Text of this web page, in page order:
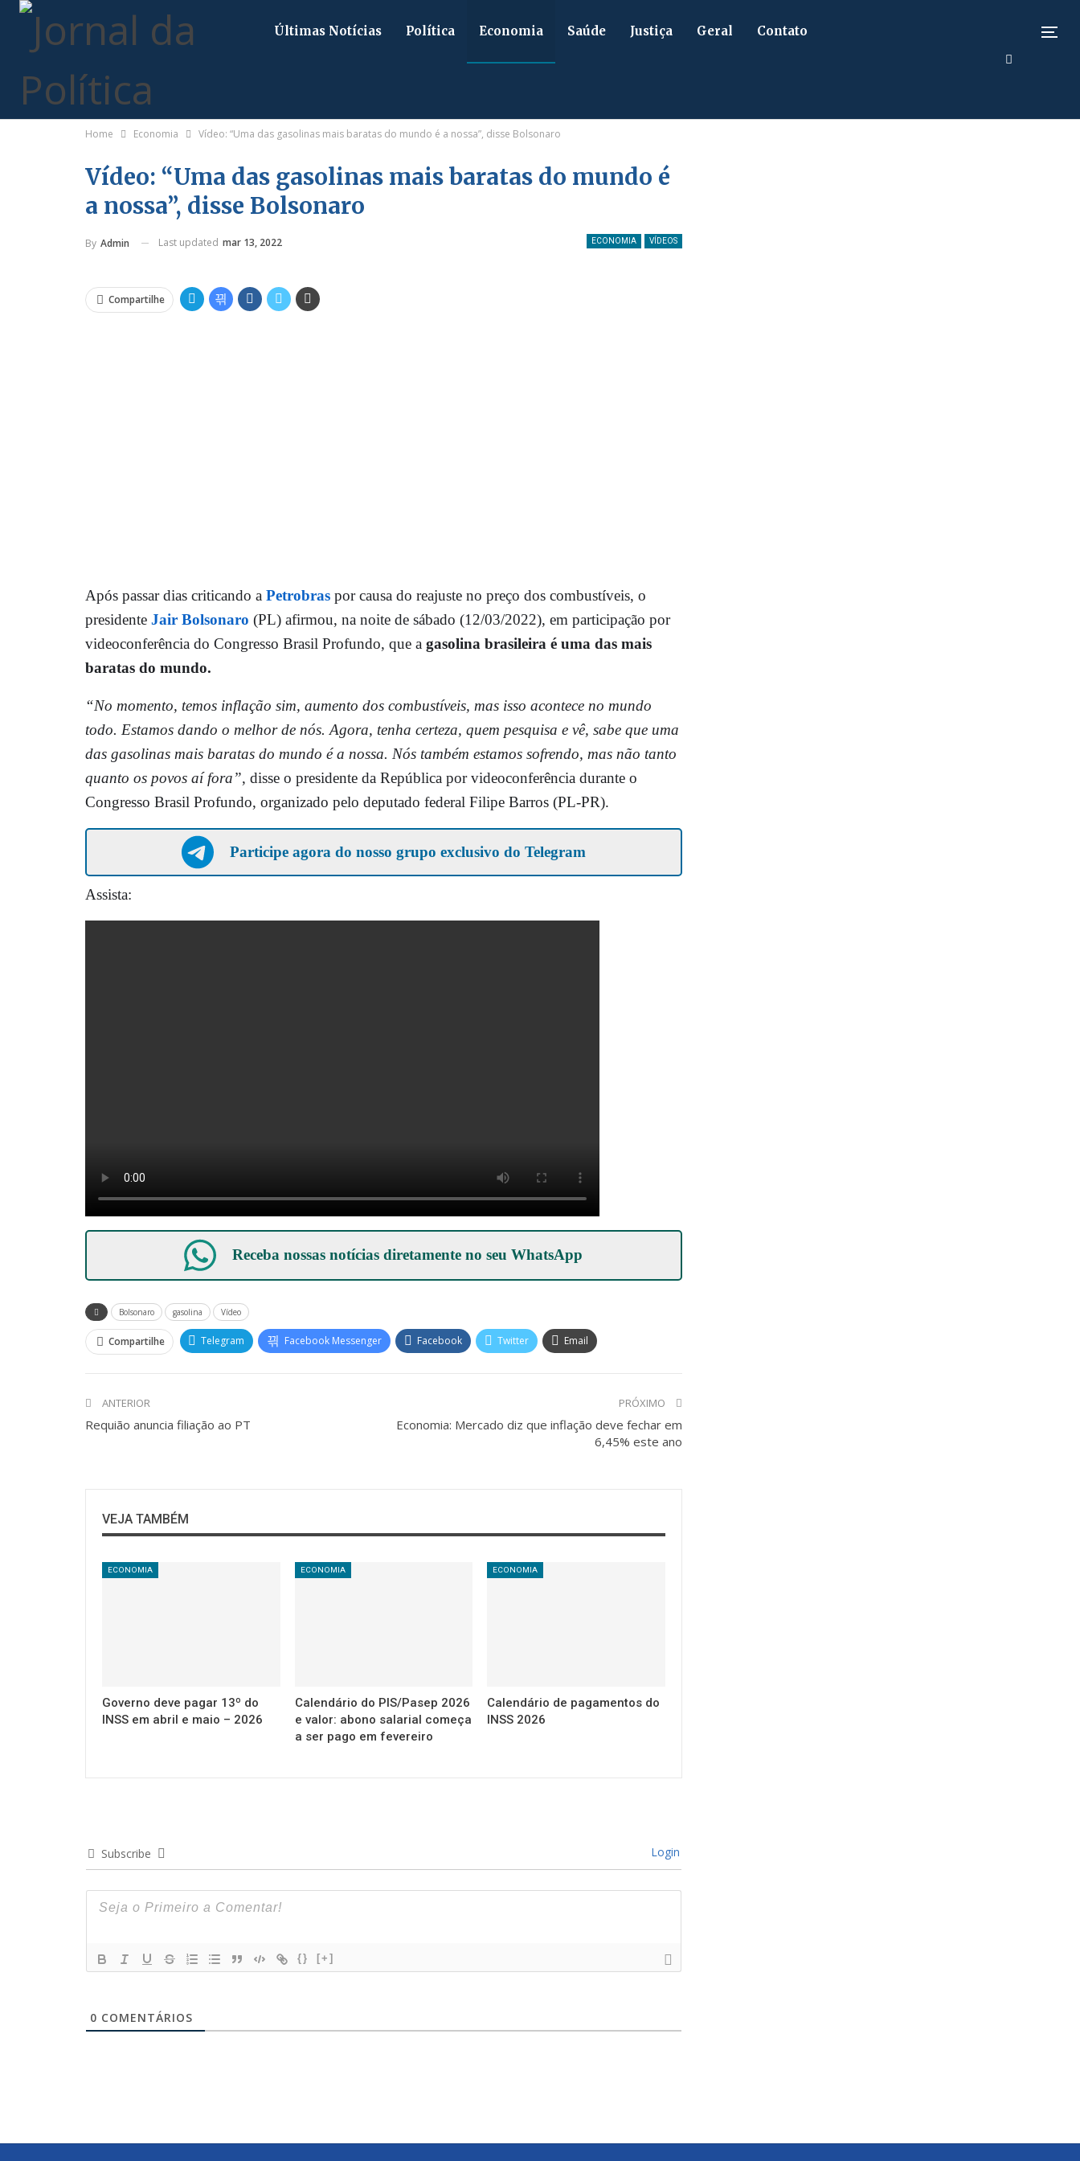
Últimas Notícias Política Economia Saúde Justiça Geral Contato
Home Economia Vídeo: “Uma das gasolinas mais baratas do mundo é a nossa”, disse Bolsonaro
Vídeo: “Uma das gasolinas mais baratas do mundo é
a nossa”, disse Bolsonaro
ECONOMIA VÍDEOS
By Admin Last updated mar 13, 2022
Compartilhe
Após passar dias criticando a Petrobras por causa do reajuste no preço dos combustíveis, o
presidente Jair Bolsonaro (PL) afirmou, na noite de sábado (12/03/2022), em participação por
videoconferência do Congresso Brasil Profundo, que a gasolina brasileira é uma das mais
baratas do mundo.
“No momento, temos inflação sim, aumento dos combustíveis, mas isso acontece no mundo
todo. Estamos dando o melhor de nós. Agora, tenha certeza, quem pesquisa e vê, sabe que uma
das gasolinas mais baratas do mundo é a nossa. Nós também estamos sofrendo, mas não tanto
quanto os povos aí fora”, disse o presidente da República por videoconferência durante o
Congresso Brasil Profundo, organizado pelo deputado federal Filipe Barros (PL-PR).
Participe agora do nosso grupo exclusivo do Telegram
Assista:
Receba nossas notícias diretamente no seuWhatsApp
Bolsonaro gasolina Vídeo
Compartilhe Telegram Facebook Messenger Facebook Twitter Email
ANTERIOR
Requião anuncia filiação ao PT
PRÓXIMO
Economia: Mercado diz que inflação deve fechar em
6,45% este ano
VEJA TAMBÉM
ECONOMIA
Governo deve pagar 13º do
INSS em abril e maio – 2026
ECONOMIA
Calendário do PIS/Pasep 2026
e valor: abono salarial começa
a ser pago em fevereiro
ECONOMIA
Calendário de pagamentos do
INSS 2026
Subscribe Login
{} [+]
0 COMENTÁRIOS